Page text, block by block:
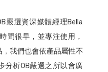
嚴選資深媒體經理Bella
間很早，並專注使用，
我們也會依產品屬性不
分析OB嚴選之所以會廣